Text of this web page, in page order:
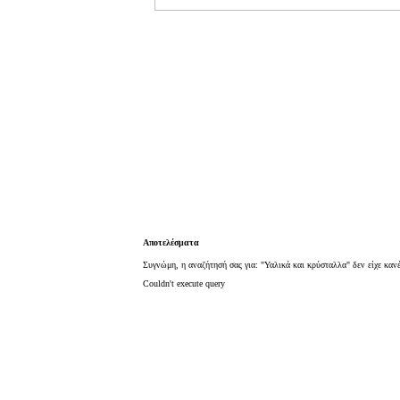
Αποτελέσματα
Συγνώμη, η αναζήτησή σας για: "Υαλικά και κρύσταλλα" δεν είχε
Couldn't execute query